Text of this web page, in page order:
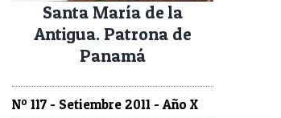
Santa María de la
Antigua. Patrona de
Panamá
Nº 117 - Setiembre 2011 - Año X